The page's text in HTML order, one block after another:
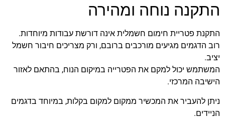
התקנה נוחה ומהירה
התקנת פטריית חימום חשמלית אינה דורשת עבודות מיוחדות.
רוב הדגמים מגיעים מורכבים ברובם, ורק מצריכים חיבור חשמל
יציב.
המשתמש יכול למקם את הפטרייה במיקום הנוח, בהתאם לאזור
הישיבה המרכזי.
ניתן להעביר את המכשיר ממקום למקום בקלות, במיוחד בדגמים
הניידים.